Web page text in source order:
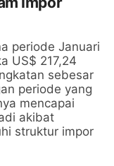
periode Januari
US$ 217,24
sebesar
periode yang
mencapai
akibat
struktur impor